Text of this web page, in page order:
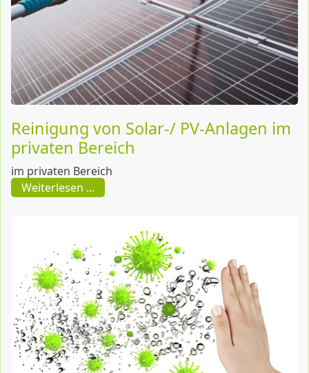
Reinigung von Solar-/ PV-Anlagen im
privaten Bereich
im privaten Bereich
Weiterlesen ...